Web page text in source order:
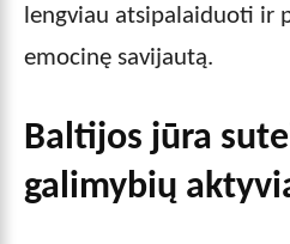
lengviau atsipalaiduoti ir
emocinę savijautą.
Baltijos jūra
galimybių